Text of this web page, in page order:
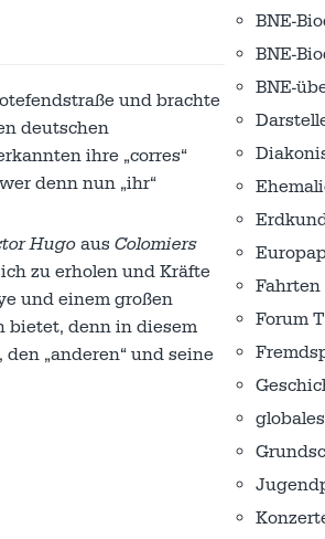
und brachte
deutschen
ihre „corres“
denn nun „ihr“
Hugoaus Colomiers
zu erholen und Kräfte
und einem großen
bietet, denn in diesem
„anderen“ und seine
BNE-
BNE-
BNE-
Fahrten
Forum